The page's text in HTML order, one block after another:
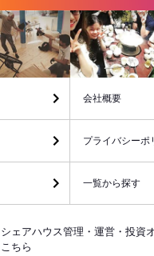
会社概要
プライバシーポ
一覧から探す
シェアハウス管理・運営・投資
こちら